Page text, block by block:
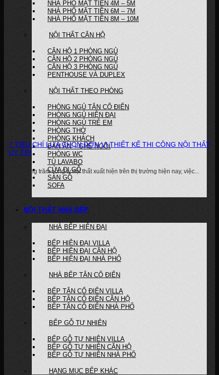
NHÀ PHỐ MẶT TIỀN 4M – 5M
NHÀ PHỐ MẶT TIỀN 6M – 7M
NHÀ PHỐ MẶT TIỀN 8M – 10M
NỘI THẤT CĂN HỘ
CĂN HỘ 1 PHÒNG NGỦ
CĂN HỘ 2 PHÒNG NGỦ
CĂN HỘ 3 PHÒNG NGỦ
PENTHOUSE VÀ DUPLEX
NỘI THẤT THEO PHÒNG
PHÒNG NGỦ TÂN CỔ ĐIỂN
PHÒNG NGỦ HIỆN ĐẠI
PHÒNG NGỦ TRẺ EM
PHÒNG THỜ
PHÒNG KHÁCH
BÀN ĂN – GHẾ NGỒI
PHÒNG WC
TỦ LAVABO
CỬA ĐI GỖ
SÀN GỖ
SOFA
NỘI THẤT NHÀ BẾP
NHÀ BẾP HIỆN ĐẠI
BẾP HIỆN ĐẠI VILLA
BẾP HIỆN ĐẠI CĂN HỘ
BẾP HIỆN ĐẠI NHÀ PHỐ
NHÀ BẾP TÂN CỔ ĐIỂN
BẾP TÂN CỔ ĐIỂN VILLA
BẾP TÂN CỔ ĐIỂN CĂN HỘ
BẾP TÂN CỔ ĐIỂN NHÀ PHỐ
BẾP GỖ TỰ NHIÊN
BẾP GỖ TỰ NHIÊN VILLA
BẾP GỖ TỰ NHIÊN CĂN HỘ
BẾP GỖ TỰ NHIÊN NHÀ PHỐ
HẠNG MỤC BẾP KHÁC
7 TIÊU CHÍ LỰA CHỌN ĐƠN VỊ THIẾT KẾ THI CÔNG NỘI THẤT
UY TÍN
Giữa hàng trăm công ty nội thất xuất hiện trên thị trường hiện nay, việc...